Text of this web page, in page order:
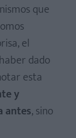
que
el
dado
esta
y
antes, sino